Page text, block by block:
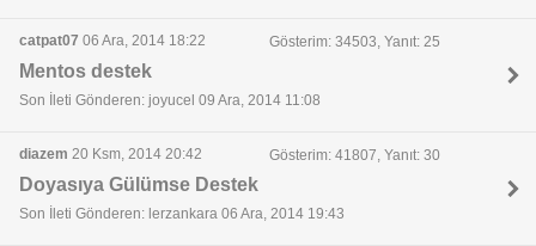
catpat07 06 Ara, 2014 18:22 Gösterim: 34503, Yanıt: 25
Mentos destek
Son İleti Gönderen: joyucel 09 Ara, 2014 11:08
diazem 20 Ksm, 2014 20:42 Gösterim: 41807, Yanıt: 30
Doyasıya Gülümse Destek
Son İleti Gönderen: lerzankara 06 Ara, 2014 19:43